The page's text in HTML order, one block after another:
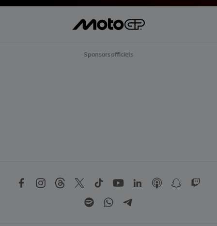
Sponsors officiels